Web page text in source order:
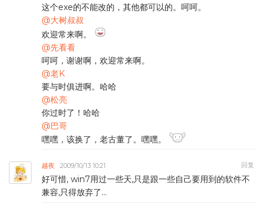
这个exe的不能改的，其他都可以的。呵呵。
@大树叔叔
欢迎常来啊。
@先看看
呵呵，谢谢啊，欢迎常来啊。
@老K
要与时俱进啊。哈哈
@松亮
你过时了！哈哈
@巴哥
嘿嘿，该换了，老古董了。嘿嘿。
越夜 2009/10/13 10:21 回复
好可惜, win7用过一些天,只是跟一些自己要用到的软件不
兼容,只得放弃了…